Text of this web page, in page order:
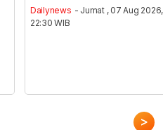
Dailynews - Jumat , 07 Aug 2026,
22:30 WIB
>